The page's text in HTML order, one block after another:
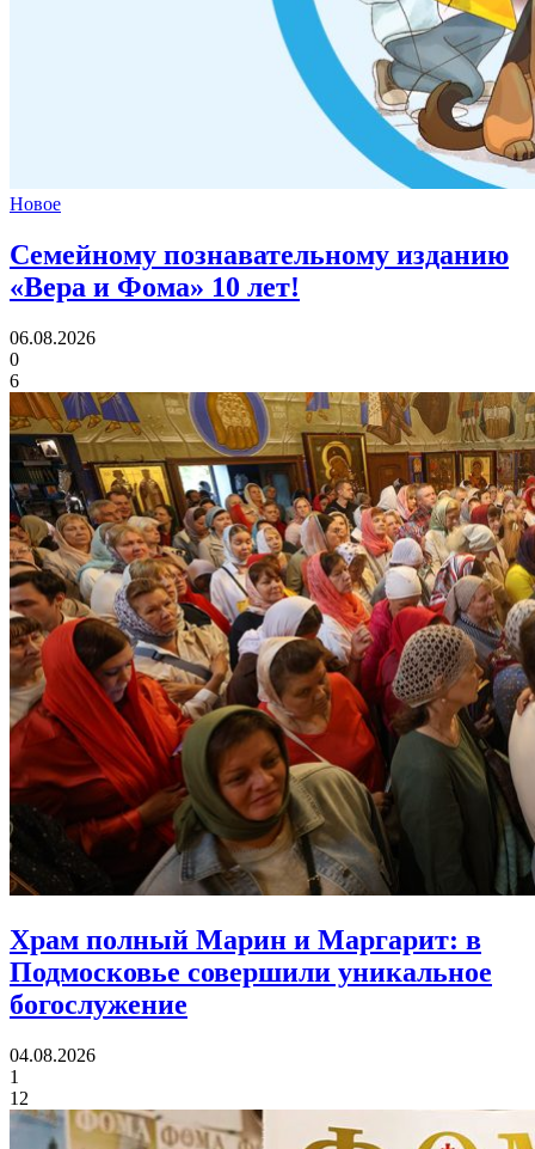
Новое
Семейному познавательному изданию
«Вера и Фома» 10 лет!
06.08.2026
0
6
Храм полный Марин и Маргарит: в
Подмосковье совершили уникальное
богослужение
04.08.2026
1
12